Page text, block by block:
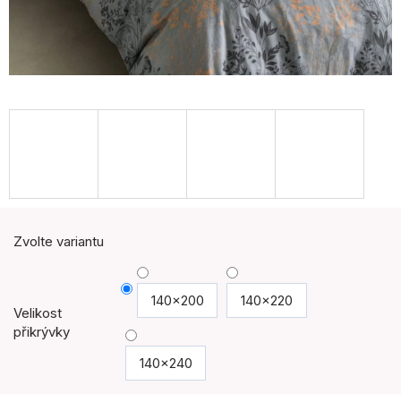
Zvolte variantu
Velikost
přikrývky
140x200 140x220
140x240